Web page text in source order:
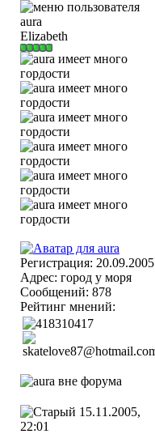
Elizabeth
Регистрация: 20.09.2005
Адрес: город у моря
Сообщений: 878
Рейтинг мнений:
15.11.2005,
22:01